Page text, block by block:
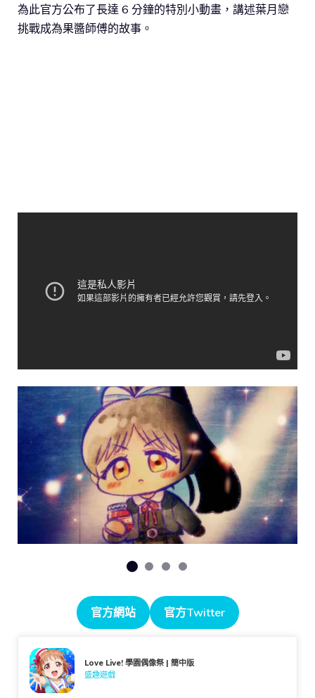
為此官方公布了長達 6 分鐘的特別小動畫，講述葉月戀
挑戰成為果醬師傅的故事。
官方網站 官方Twitter
Love Live! 學園偶像祭 | 簡中版
盛趣遊戲